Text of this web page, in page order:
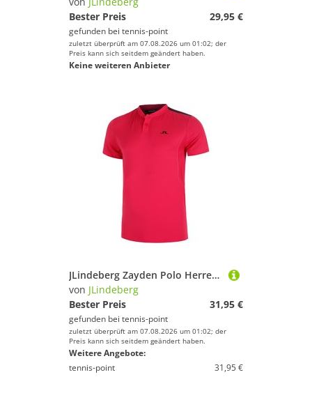
Bester Preis
29,95 €
gefunden bei tennis-point
zuletzt überprüft am 07.08.2026 um 01:02; der
Preis kann sich seitdem geändert haben.
Keine weiteren Anbieter
JLindeberg Zayden Polo Herren - Berry
von JLindeberg
Bester Preis
31,95 €
gefunden bei tennis-point
zuletzt überprüft am 07.08.2026 um 01:02; der
Preis kann sich seitdem geändert haben.
Weitere Angebote:
tennis-point
31,95 €